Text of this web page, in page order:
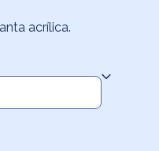
acrílica.